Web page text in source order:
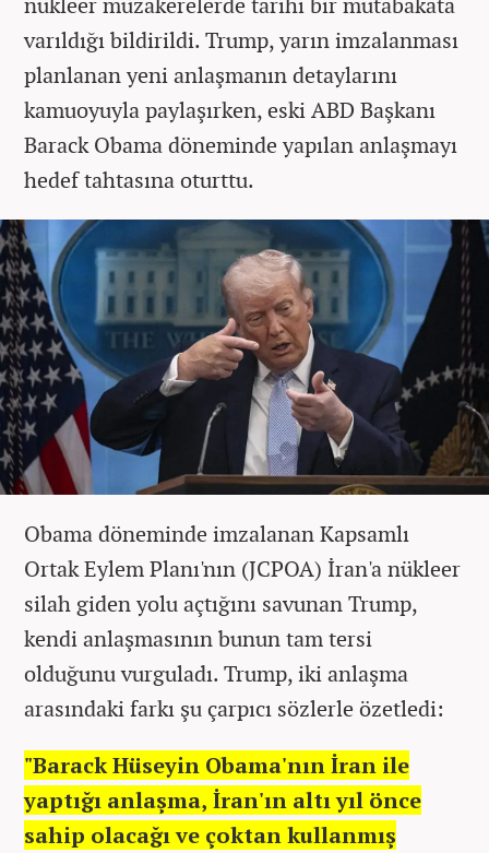
varıldığı bildirildi. Trump, yarın imzalanması
planlanan yeni anlaşmanın detaylarını
kamuoyuyla paylaşırken, eski ABD Başkanı
Barack Obama döneminde yapılan anlaşmayı
hedef tahtasına oturttu.
Obama döneminde imzalanan Kapsamlı
Ortak Eylem Planı'nın (JCPOA) İran'a nükleer
silah giden yolu açtığını savunan Trump,
kendi anlaşmasının bunun tam tersi
olduğunu vurguladı. Trump, iki anlaşma
arasındaki farkı şu çarpıcı sözlerle özetledi:
"Barack Hüseyin Obama'nın İran ile
yaptığı anlaşma, İran'ın altı yıl önce
sahip olacağı ve çoktan kullanmış